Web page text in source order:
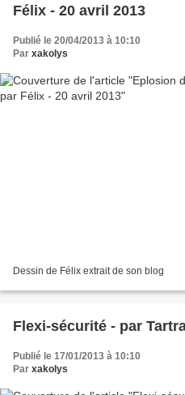
Félix - 20 avril 2013
Publié le 20/04/2013 à 10:10
Par xakolys
Dessin de Félix extrait de son blog
Flexi-sécurité - par
Publié le 17/01/2013 à 10:10
Par xakolys